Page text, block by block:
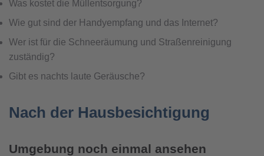
Was kostet die Müllentsorgung?
Wie gut sind der Handyempfang und das Internet?
Wer ist für die Schneeräumung und Straßenreinigung
zuständig?
Gibt es nachts laute Geräusche?
Nach der Hausbesichtigung
Umgebung noch einmal ansehen